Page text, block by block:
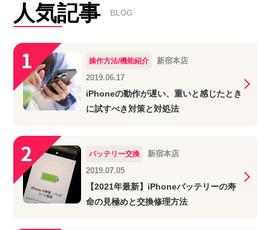
人気記事 BLOG
操作方法/機能紹介
新宿本店
2019.06.17
iPhoneの動作が遅い、重いと感じたとき
に試すべき対策と対処法
バッテリー交換
新宿本店
2019.07.05
【2021年最新】iPhoneバッテリーの寿
命の見極めと交換修理方法